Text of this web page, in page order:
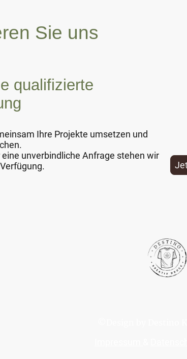
Sie uns
qualifizierte
Ihre Projekte umsetzen und
eine unverbindliche Anfrage stehen wir